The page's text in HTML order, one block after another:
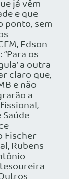
já vêm
e que
ponto, sem
Edson
os
a outra
claro que,
e não
a
Fischer
Rubens